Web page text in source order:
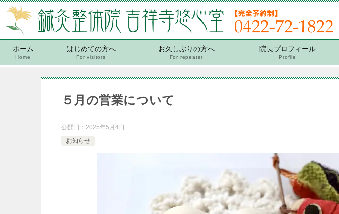
ホーム
Home
はじめての方へ
For visitors
お久しぶりの方へ
For repeater
院長プロフィール
Profile
５月の営業について
公開日： 2025年5月4日
お知らせ